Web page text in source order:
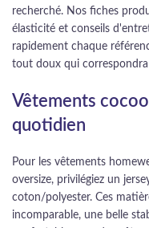
recherché. Nos fiches
élasticité et conseils
rapidement chaque
tout doux qui
Vêtements
quotidien
Pour les vêtements
oversize, privilégiez un
coton/polyester. Ces
incomparable, une belle